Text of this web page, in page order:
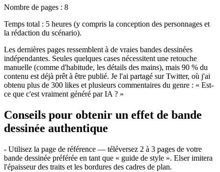
Nombre de pages : 8
Temps total : 5 heures (y compris la conception des personnages et
la rédaction du scénario).
Les dernières pages ressemblent à de vraies bandes dessinées
indépendantes. Seules quelques cases nécessitent une retouche
manuelle (comme d'habitude, les détails des mains), mais 90 % du
contenu est déjà prêt à être publié. Je l'ai partagé sur Twitter, où j'ai
obtenu plus de 300 likes et plusieurs commentaires du genre : « Est-
ce que c'est vraiment généré par IA ? »
Conseils pour obtenir un effet de bande
dessinée authentique
- Utilisez la page de référence — téléversez 2 à 3 pages de votre
bande dessinée préférée en tant que « guide de style ». Elser imitera
l'épaisseur des traits et les bordures des cadres de plan.